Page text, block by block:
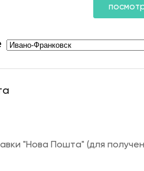
"Нова Пошта" (для